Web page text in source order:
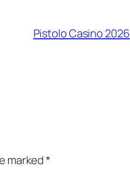
Pistolo Casino
marked*